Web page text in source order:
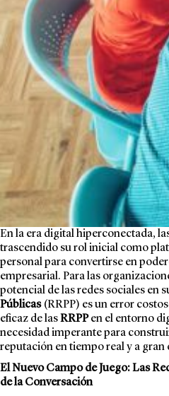
En la era digital hiperconectada,
trascendido su rol inicial como
personal para convertirse en
empresarial. Para las
potencial de las redes sociales en
Públicas(RRPP) es un error
eficaz de lasRRPPen el entorno
necesidad imperante para
reputación en tiempo real y a gran
El Nuevo Campo de Juego: Las
de la Conversación